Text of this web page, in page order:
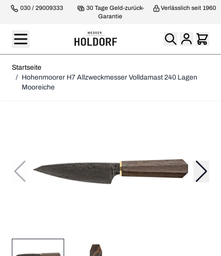
030 / 29009333
30 Tage Geld-zurück-
Garantie
Verlässlich seit 1960
Startseite
/ Hohenmoorer H7 Allzweckmesser Volldamast 240 Lagen
Mooreiche